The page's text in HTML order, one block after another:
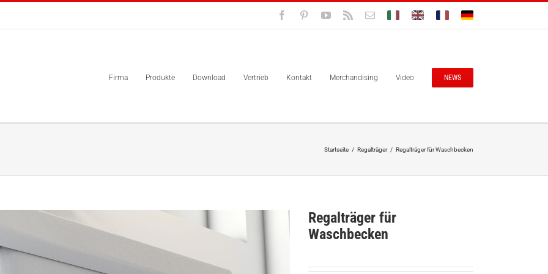
FacebookPinterestYouTube
Rss
E-
Bolisitalia.itBolisitalia.com
Bolisitalia.frBolisitalia.de
Firma Produkte Download Vertrieb Kontakt Merchandising Video NEWS
Startseite / Regalträger / Regalträger für Waschbecken
Regalträger für
Waschbecken